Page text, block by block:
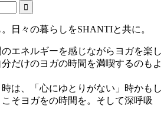
日々の暮らしをSHANTIと共に。
エネルギーを感じながらヨガを楽し
だけのヨガの時間を満喫するのもよ
時は、「心にゆとりがない」時かもし
そヨガをの時間を。そして深呼吸